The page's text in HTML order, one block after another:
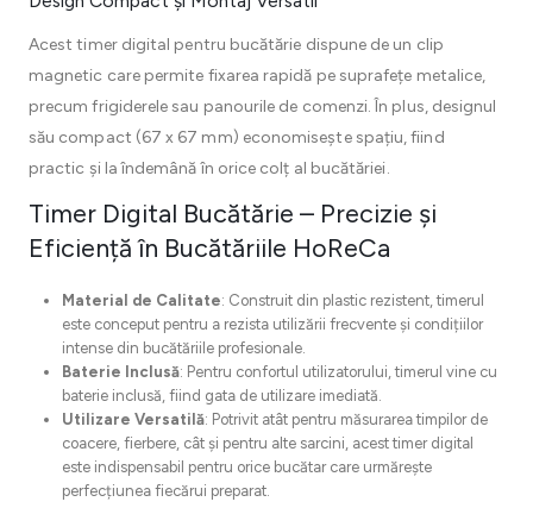
Acest timer digital pentru bucătărie dispune de un clip
magnetic care permite fixarea rapidă pe suprafețe metalice,
precum frigiderele sau panourile de comenzi. În plus, designul
său compact (67 x 67 mm) economisește spațiu, fiind
practic și la îndemână în orice colț al bucătăriei.
Timer Digital Bucătărie – Precizie și
Eficiență în Bucătăriile HoReCa
Material de Calitate: Construit din plastic rezistent, timerul
este conceput pentru a rezista utilizării frecvente și condițiilor
intense din bucătăriile profesionale.
Baterie Inclusă: Pentru confortul utilizatorului, timerul vine cu
baterie inclusă, fiind gata de utilizare imediată.
Utilizare Versatilă: Potrivit atât pentru măsurarea timpilor de
coacere, fierbere, cât și pentru alte sarcini, acest timer digital
este indispensabil pentru orice bucătar care urmărește
perfecțiunea fiecărui preparat.